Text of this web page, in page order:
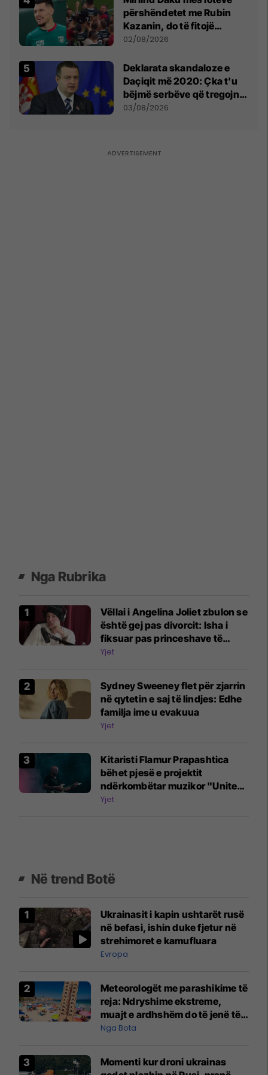
përshëndetet me Rubin
Kazanin, do të fitojë
miliona te Spartak Moska
02/08/2026
​Deklarata skandaloze e
Daçiqit më 2020: Çka t'u
bëjmë serbëve që tregojnë
ku janë varrosur shqiptarët
03/08/2026
Nga Rubrika
Vëllai i Angelina Joliet zbulon se
është gej pas divorcit: Isha i
fiksuar pas princeshave të
Disney-t
Yjet
Sydney Sweeney flet për zjarrin
në qytetin e saj të lindjes: Edhe
familja ime u evakuua
Yjet
Kitaristi Flamur Prapashtica
bëhet pjesë e projektit
ndërkombëtar muzikor "United
Song"
Yjet
Në trend Botë
Ukrainasit i kapin ushtarët rusë
në befasi, ishin duke fjetur në
strehimoret e kamufluara
Evropa
Meteorologët me parashikime të
reja: Ndryshime ekstreme,
muajt e ardhshëm do të jenë të
pazakontë
Nga Bota
Momenti kur droni ukrainas